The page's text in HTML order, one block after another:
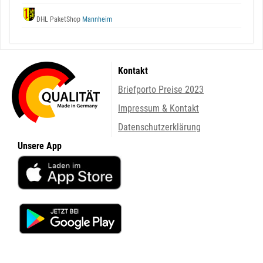
DHL PaketShop Mannheim
Kontakt
Briefporto Preise 2023
Impressum & Kontakt
Datenschutzerklärung
Unsere App